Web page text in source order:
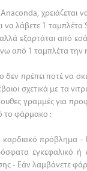
χρειάζεται
να λάβετε 1
αλλά εξαρτάται από
από 1 ταμπλέτα την
πρέπει ποτέ να
σχετικά με τα
γραμμές για
το φάρμακο :
πρόβλημα -
εγκεφαλικό ή
- Εάν λαμβάνετε